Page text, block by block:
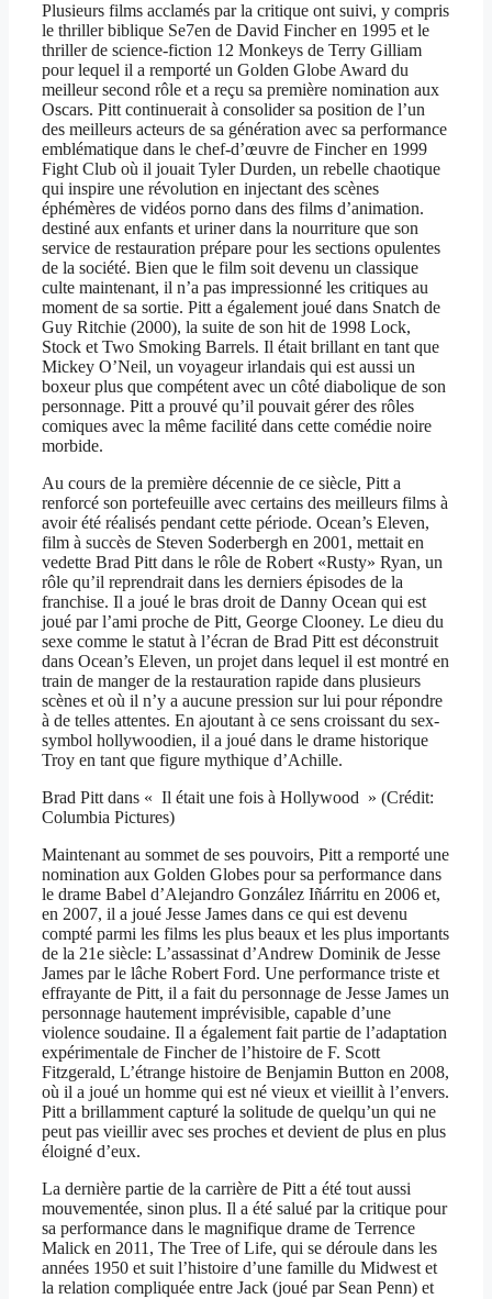
Plusieurs films acclamés par la critique ont suivi, y compris
le thriller biblique Se7en de David Fincher en 1995 et le
thriller de science-fiction 12 Monkeys de Terry Gilliam
pour lequel il a remporté un Golden Globe Award du
meilleur second rôle et a reçu sa première nomination aux
Oscars. Pitt continuerait à consolider sa position de l’un
des meilleurs acteurs de sa génération avec sa performance
emblématique dans le chef-d’œuvre de Fincher en 1999
Fight Club où il jouait Tyler Durden, un rebelle chaotique
qui inspire une révolution en injectant des scènes
éphémères de vidéos porno dans des films d’animation.
destiné aux enfants et uriner dans la nourriture que son
service de restauration prépare pour les sections opulentes
de la société. Bien que le film soit devenu un classique
culte maintenant, il n’a pas impressionné les critiques au
moment de sa sortie. Pitt a également joué dans Snatch de
Guy Ritchie (2000), la suite de son hit de 1998 Lock,
Stock et Two Smoking Barrels. Il était brillant en tant que
Mickey O’Neil, un voyageur irlandais qui est aussi un
boxeur plus que compétent avec un côté diabolique de son
personnage. Pitt a prouvé qu’il pouvait gérer des rôles
comiques avec la même facilité dans cette comédie noire
morbide.
Au cours de la première décennie de ce siècle, Pitt a
renforcé son portefeuille avec certains des meilleurs films à
avoir été réalisés pendant cette période. Ocean’s Eleven,
film à succès de Steven Soderbergh en 2001, mettait en
vedette Brad Pitt dans le rôle de Robert «Rusty» Ryan, un
rôle qu’il reprendrait dans les derniers épisodes de la
franchise. Il a joué le bras droit de Danny Ocean qui est
joué par l’ami proche de Pitt, George Clooney. Le dieu du
sexe comme le statut à l’écran de Brad Pitt est déconstruit
dans Ocean’s Eleven, un projet dans lequel il est montré en
train de manger de la restauration rapide dans plusieurs
scènes et où il n’y a aucune pression sur lui pour répondre
à de telles attentes. En ajoutant à ce sens croissant du sex-
symbol hollywoodien, il a joué dans le drame historique
Troy en tant que figure mythique d’Achille.
Brad Pitt dans « Il était une fois à Hollywood » (Crédit:
Columbia Pictures)
Maintenant au sommet de ses pouvoirs, Pitt a remporté une
nomination aux Golden Globes pour sa performance dans
le drame Babel d’Alejandro González Iñárritu en 2006 et,
en 2007, il a joué Jesse James dans ce qui est devenu
compté parmi les films les plus beaux et les plus importants
de la 21e siècle: L’assassinat d’Andrew Dominik de Jesse
James par le lâche Robert Ford. Une performance triste et
effrayante de Pitt, il a fait du personnage de Jesse James un
personnage hautement imprévisible, capable d’une
violence soudaine. Il a également fait partie de l’adaptation
expérimentale de Fincher de l’histoire de F. Scott
Fitzgerald, L’étrange histoire de Benjamin Button en 2008,
où il a joué un homme qui est né vieux et vieillit à l’envers.
Pitt a brillamment capturé la solitude de quelqu’un qui ne
peut pas vieillir avec ses proches et devient de plus en plus
éloigné d’eux.
La dernière partie de la carrière de Pitt a été tout aussi
mouvementée, sinon plus. Il a été salué par la critique pour
sa performance dans le magnifique drame de Terrence
Malick en 2011, The Tree of Life, qui se déroule dans les
années 1950 et suit l’histoire d’une famille du Midwest et
la relation compliquée entre Jack (joué par Sean Penn) et